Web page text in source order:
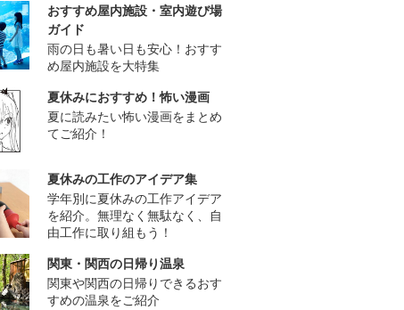
おすすめ屋内施設・室内遊び場
ガイド
雨の日も暑い日も安心！おすす
め屋内施設を大特集
夏休みにおすすめ！怖い漫画
夏に読みたい怖い漫画をまとめ
てご紹介！
夏休みの工作のアイデア集
学年別に夏休みの工作アイデア
を紹介。無理なく無駄なく、自
由工作に取り組もう！
関東・関西の日帰り温泉
関東や関西の日帰りできるおす
すめの温泉をご紹介